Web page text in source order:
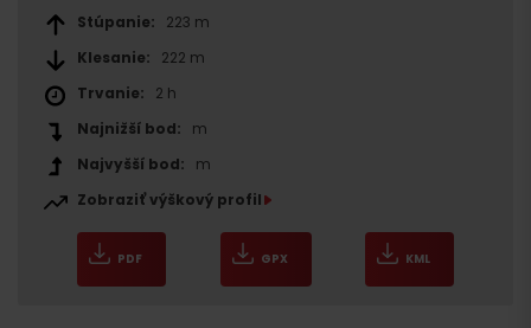
Stúpanie:
223 m
Klesanie:
222 m
Trvanie:
2 h
Najnižší bod:
m
Najvyšší bod:
m
Zobraziť výškový profil
PDF GPX KML